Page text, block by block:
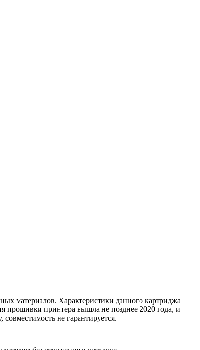
материалов. Характеристики данного картриджа
прошивки принтера вышла не позднее 2020 года, и
не гарантируется.